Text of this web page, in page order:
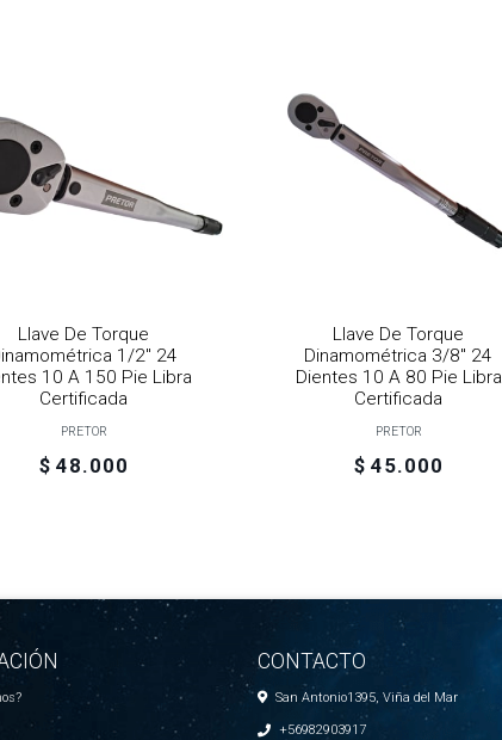
Llave De Torque
1/2" 24
10 A 150 Pie Libra
Certificada
PRETOR
$ 48.000
Llave De Torque
Dinamométrica 3/8" 24
Dientes 10 A 80 Pie Libra
Certificada
PRETOR
$ 45.000
CONTACTO
San Antonio1395, Viña del Mar
+56982903917